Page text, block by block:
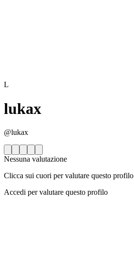
L
lukax
@lukax
Nessuna valutazione
Clicca sui cuori per valutare questo profilo
Accedi per valutare questo profilo